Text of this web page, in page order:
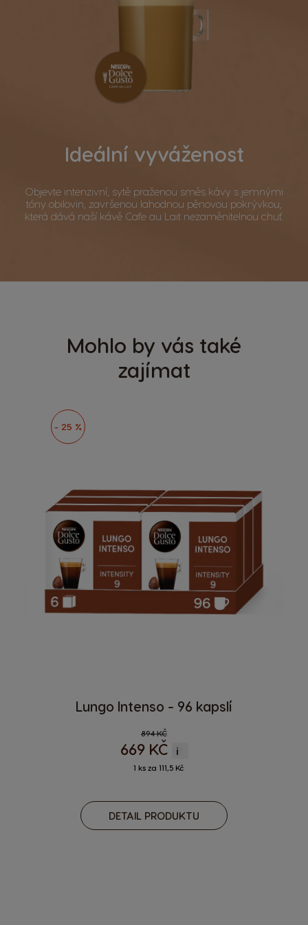
Ideální vyváženost
Objevte intenzivní, sytě praženou směs kávy s jemnými
tóny obilovin, završenou lahodnou pěnovou pokrývkou,
která dává naší kávě Cafe au Lait nezaměnitelnou chuť.
Mohlo by vás také
zajímat
- 25 %
Lungo Intenso - 96 kapslí
Regular Price
894 KČ
669 KČ i
1 ks za 111,5 Kč
DETAIL PRODUKTU